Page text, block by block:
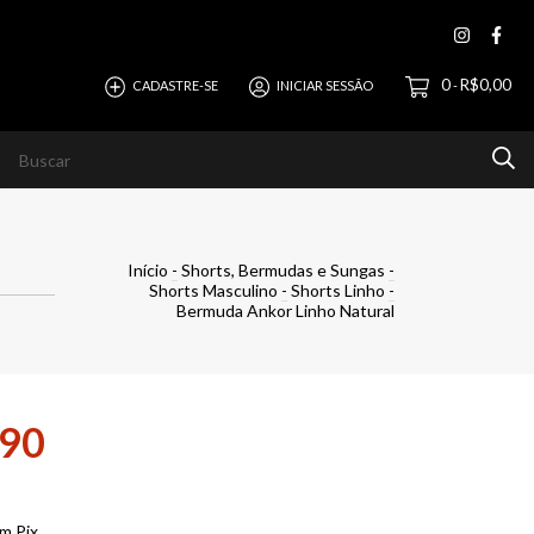
CADASTRE-SE INICIAR SESSÃO 0-R$0,00
e Sungas Óculos
Início - Shorts, Bermudas e Sungas -
Shorts Masculino - Shorts Linho -
Bermuda Ankor Linho Natural